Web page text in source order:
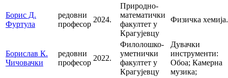
Борис Д.
Фуртула
редовни
професор
2024.
Природно-
математички
факултет у
Крагујевцу
Физичка хемија.
Борислав К.
Чичовачки
редовни
професор
2022.
Филолошко-
уметнички
факултет у
Крагујевцу
Дувачки
инструменти:
Обоа; Камерна
музика;